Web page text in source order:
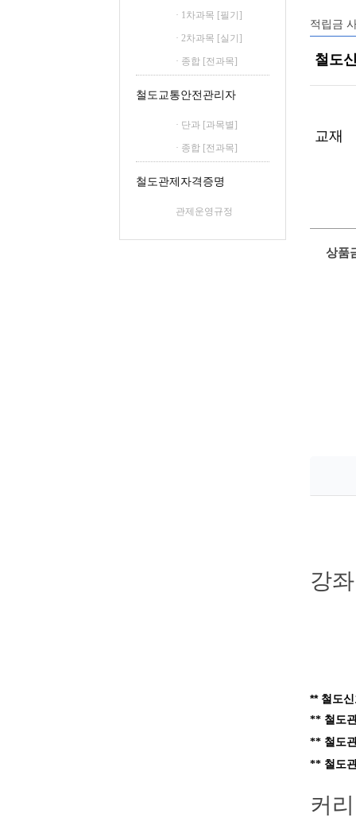
적립금
철도
교재
상품
강
** 철도
** 철도
** 철도
** 철도
커
· 1차과목 [필기]
· 2차과목 [실기]
· 종합 [전과목]
철도교통안전관리자
· 단과 [과목별]
· 종합 [전과목]
철도관제자격증명
관제운영규정